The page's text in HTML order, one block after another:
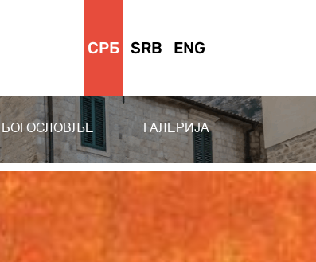
СРБ SRB ENG
БОГОСЛОВЉЕ ГАЛЕРИЈА